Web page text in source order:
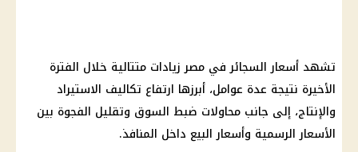
تشهد أسعار السجائر في مصر زيادات متتالية خلال الفترة
الأخيرة نتيجة عدة عوامل، أبرزها ارتفاع تكاليف الاستيراد
والإنتاج، إلى جانب محاولات ضبط السوق وتقليل الفجوة بين
الأسعار الرسمية وأسعار البيع داخل المنافذ.